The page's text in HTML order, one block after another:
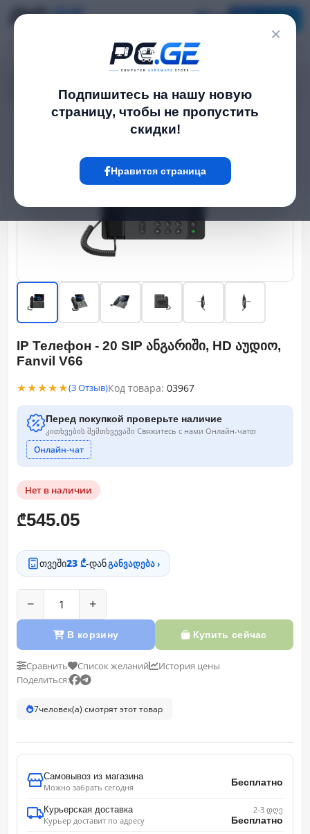
×
Подпишитесь на нашу новую
страницу, чтобы не пропустить
скидки!
Нравится страница
IP Телефон - 20 SIP ანგარიში, HD აუდიო, Fanvil V66
IP Телефон - 20 SIP ანგარიში, HD აუდიო,
Fanvil V66
★★★★★(3 Отзыв)Код товара: 03967
Перед покупкой проверьте наличие
კითხვების შემთხვევაში Свяжитесь с нами Онлайн-чатთ
Онлайн-чат
Нет в наличии
₾545.05
თვეში23 ₾-დანგანვადება ›
− +
В корзину Купить сейчас
Сравнить Список желаний
История цены
Поделиться:
7человек(а) смотрят этот товар
Самовывоз из магазина
Можно забрать сегодня
Бесплатно
Курьерская доставка
Курьер доставит по адресу
2-3 დღე
Бесплатно